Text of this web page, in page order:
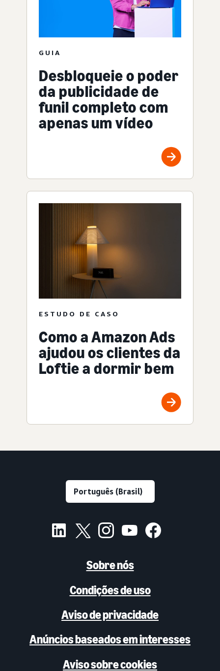
GUIA
Desbloqueie o poder
da publicidade de
funil completo com
apenas um vídeo
ESTUDO DE CASO
Como a Amazon Ads
ajudou os clientes da
Loftie a dormir bem
Sobre nós
Condições de uso
Aviso de privacidade
Anúncios baseados em interesses
Aviso sobre cookies